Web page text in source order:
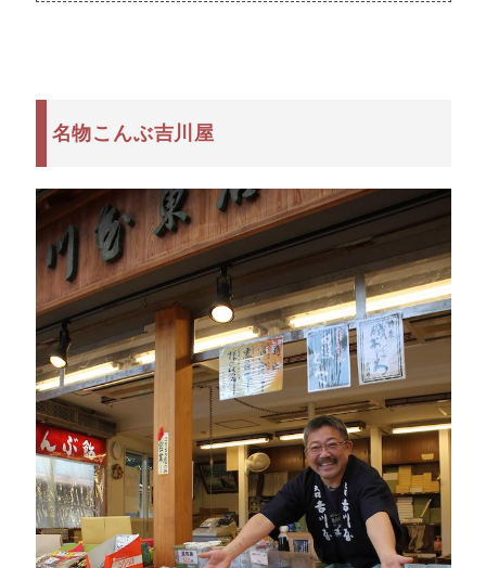
名物こんぶ吉川屋